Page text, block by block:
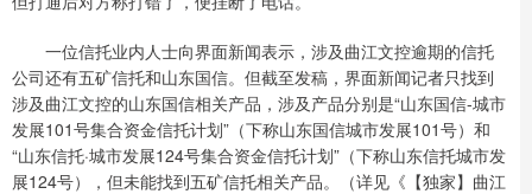
一位信托业内人士向界面新闻表示，涉及曲江文控逾期的信托
公司还有五矿信托和山东国信。但截至发稿，界面新闻记者只找到
涉及曲江文控的山东国信相关产品，涉及产品分别是“山东国信-城市
发展101号集合资金信托计划”（下称山东国信城市发展101号）和
“山东信托·城市发展124号集合资金信托计划”（下称山东信托城市发
展124号），但未能找到五矿信托相关产品。（详见《【独家】曲江